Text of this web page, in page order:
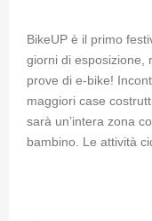
BikeUP è il primo
giorni di esposizione,
prove di e-bike!
maggiori case
sarà un’intera zona
bambino. Le attività